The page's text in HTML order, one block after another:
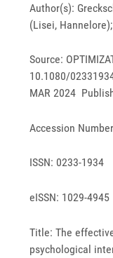
Author(s):
(Lisei,
Source:
10.1080/
MAR 2024
Accession
ISSN: 0233-1934
eISSN: 1029-4945
Title: The
psychological